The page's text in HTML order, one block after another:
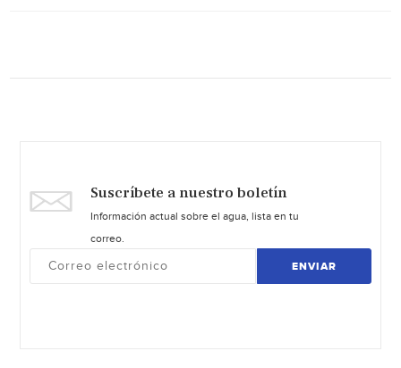
Suscríbete a nuestro boletín
Información actual sobre el agua, lista en tu
correo.
ENVIAR